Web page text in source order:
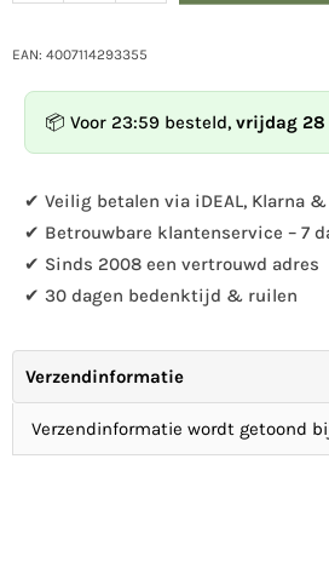
Menge
Cortenstahl
Vögel
klein
-
klein
EAN: 4007114293355
📦 Voor 23:59 besteld, vrijdag 28
✔ Veilig betalen via iDEAL, Klarna
✔ Betrouwbare klantenservice – 7
✔ Sinds 2008 een vertrouwd adres
✔ 30 dagen bedenktijd & ruilen
Verzendinformatie
Verzendinformatie wordt getoond